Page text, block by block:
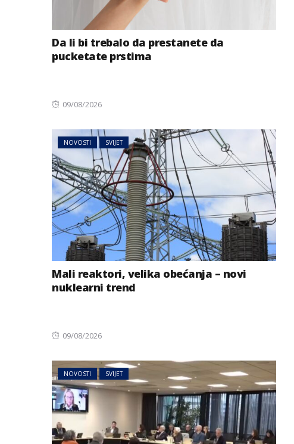
Da li bi trebalo da prestanete da
pucketate prstima
Posted
09/08/2026
NOVOSTI SVIJET
Mali reaktori, velika obećanja – novi
nuklearni trend
Posted
09/08/2026
NOVOSTI SVIJET